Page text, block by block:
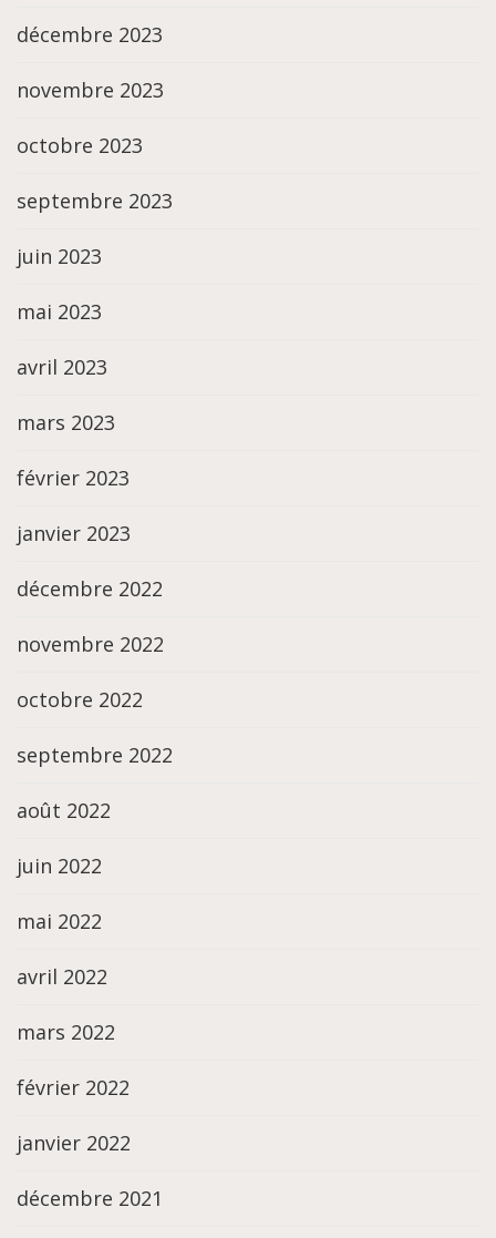
décembre 2023
novembre 2023
octobre 2023
septembre 2023
juin 2023
mai 2023
avril 2023
mars 2023
février 2023
janvier 2023
décembre 2022
novembre 2022
octobre 2022
septembre 2022
août 2022
juin 2022
mai 2022
avril 2022
mars 2022
février 2022
janvier 2022
décembre 2021